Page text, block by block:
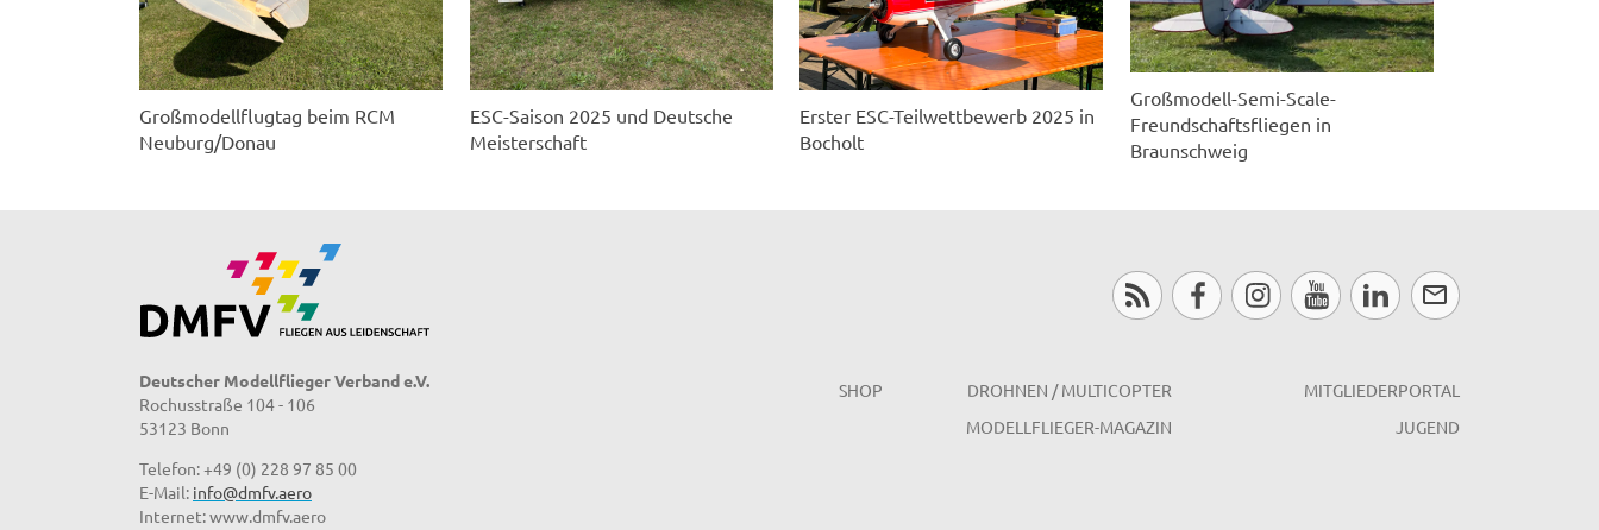
Großmodellflugtag beim RCM
Neuburg/Donau
ESC-Saison 2025 und Deutsche
Meisterschaft
Erster ESC-Teilwettbewerb 2025 in
Bocholt
Großmodell-Semi-Scale-
Freundschaftsfliegen in
Braunschweig
Deutscher Modellflieger Verband e.V.
Rochusstraße 104 - 106
53123 Bonn
Telefon: +49 (0) 228 97 85 00
E-Mail: info@dmfv.aero
Internet: www.dmfv.aero
SHOP
DROHNEN / MULTICOPTER
MODELLFLIEGER-MAGAZIN
MITGLIEDERPORTAL
JUGEND